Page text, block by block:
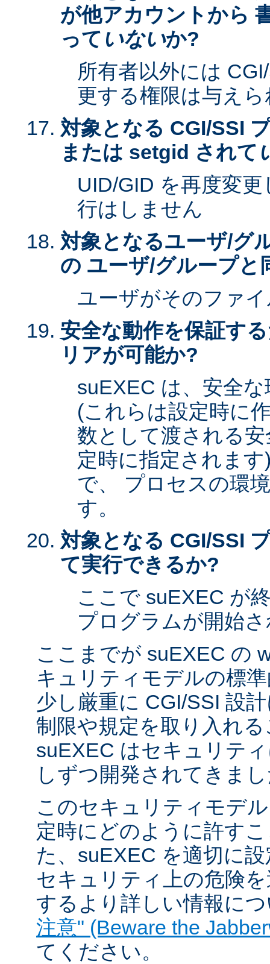
が他アカウントから
って いないか?
所有者以外には
更する権限は与え
対象となる CGI/SSI
または setgid されて
UID/GID を再度変
行はしません
対象となるユーザ/グ
の ユーザ/グループと
ユーザがそのファ
安全な動作を保証す
リアが可能か?
suEXEC は、安全
(これらは設定時に
数として渡される
定時に指定されま
で、 プロセスの環
す。
対象となる CGI/SSI
て実行できるか?
ここで suEXEC が
プログラムが開始
ここまでが suEXEC の
キュリティモデルの標
少し厳重に CGI/SSI 設
制限や規定を取り入れ
suEXEC はセキュリテ
しずつ開発されてきま
このセキュリティモデ
定時にどのように許す
た、suEXEC を適切に
セキュリティ上の危険
するより詳しい情報に
注意" (Beware the
てください。